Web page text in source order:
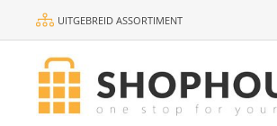
UITGEBREID ASSORTIMENT